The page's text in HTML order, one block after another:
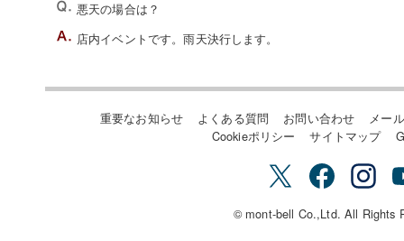
悪天の場合は？
店内イベントです。雨天決行します。
重要なお知らせ よくある質問 お問い合わせ
メー
Cookieポリシー
サイトマップ
© mont-bell Co.,Ltd. All Rights